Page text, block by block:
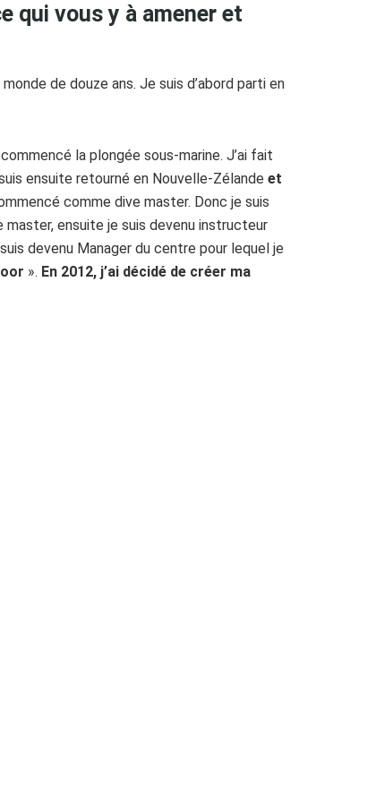
qui vous y à amener et
de douze ans. Je suis d’abord parti en
la plongée sous-marine. J’ai fait
ensuite retourné en Nouvelle-Zélande et
comme dive master. Donc je suis
ensuite je suis devenu instructeur
devenu Manager du centre pour lequel je
». En 2012, j’ai décidé de créer ma